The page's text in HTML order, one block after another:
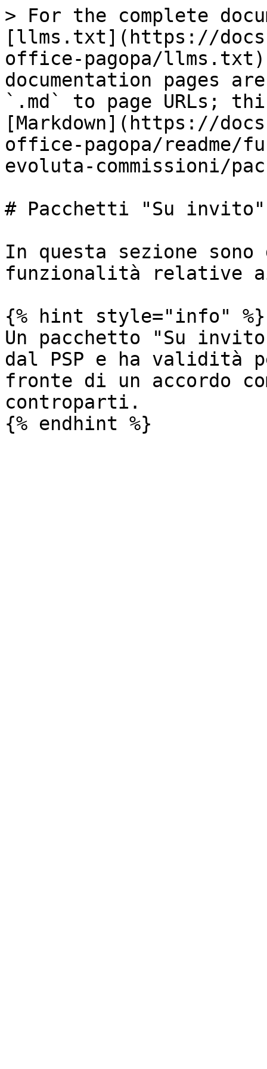
> For the complete
[llms.txt](https://
office-pagopa/
documentation pages
`.md` to page URLs;
[Markdown](https://
office-pagopa/readme/
evoluta-commissioni/
# Pacchetti "Su invito"
In questa sezione
funzionalità relative
{% hint style="info" %}
Un pacchetto "Su
dal PSP e ha validità
fronte di un accordo
controparti.